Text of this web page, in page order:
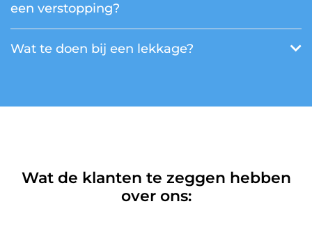
een verstopping?
Wat te doen bij een lekkage?
Wat de klanten te zeggen hebben
over ons: